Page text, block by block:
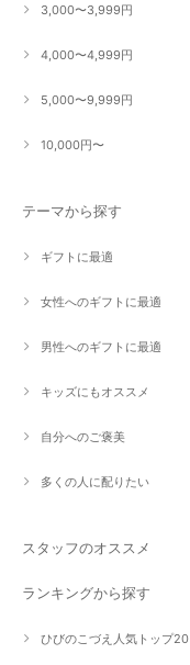
3,000〜3,999円
4,000〜4,999円
5,000〜9,999円
10,000円〜
テーマから探す
ギフトに最適
女性へのギフトに最適
男性へのギフトに最適
キッズにもオススメ
自分へのご褒美
多くの人に配りたい
スタッフのオススメ
ランキングから探す
ひびのこづえ人気トップ20